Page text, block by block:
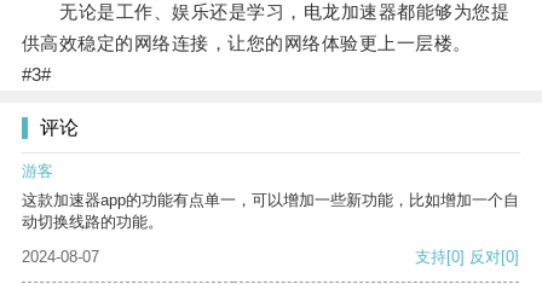
无论是工作、娱乐还是学习，电龙加速器都能够为您提
供高效稳定的网络连接，让您的网络体验更上一层楼。
#3#
评论
游客
这款加速器app的功能有点单一，可以增加一些新功能，比如增加一个自
动切换线路的功能。
2024-08-07
支持[0] 反对[0]